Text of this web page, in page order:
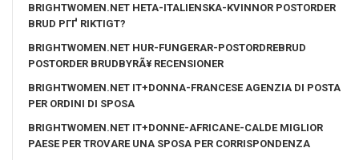
BRIGHTWOMEN.NET HETA-ITALIENSKA-KVINNOR POSTORDER
BRUD PГҐ RIKTIGT?
BRIGHTWOMEN.NET HUR-FUNGERAR-POSTORDREBRUD
POSTORDER BRUDBYRÃ¥ RECENSIONER
BRIGHTWOMEN.NET IT+DONNA-FRANCESE AGENZIA DI POSTA
PER ORDINI DI SPOSA
BRIGHTWOMEN.NET IT+DONNE-AFRICANE-CALDE MIGLIOR
PAESE PER TROVARE UNA SPOSA PER CORRISPONDENZA